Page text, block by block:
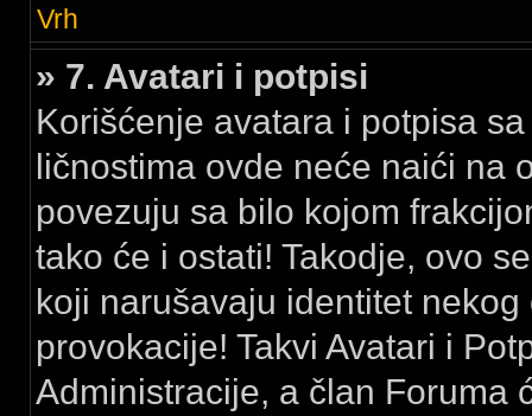
Vrh
» 7. Avatari i potpisi
Korišćenje avatara i potpisa
ličnostima ovde neće naići na
povezuju sa bilo kojom
tako će i ostati! Takodje, ovo
koji narušavaju identitet
provokacije! Takvi Avatari i
Administracije, a član Foruma